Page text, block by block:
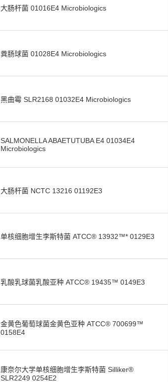
大肠杆菌 01016E4 Microbiologics
粪肠球菌 01028E4 Microbiologics
黑曲霉 SLR2168 01032E4 Microbiologics
SALMONELLA ABAETUTUBA E4 01034E4
Microbiologics
大肠杆菌 NCTC 13216 01192E3
单核细胞增生李斯特菌 ATCC® 13932™* 0129E3
乳酸乳球菌乳酸亚种 ATCC® 19435™ 0149E3
金黄色葡萄球菌金黄色亚种 ATCC® 700699™
0158E4
康奈尔大学单核细胞增生李斯特菌 Silliker®
SLR2249 0254E2